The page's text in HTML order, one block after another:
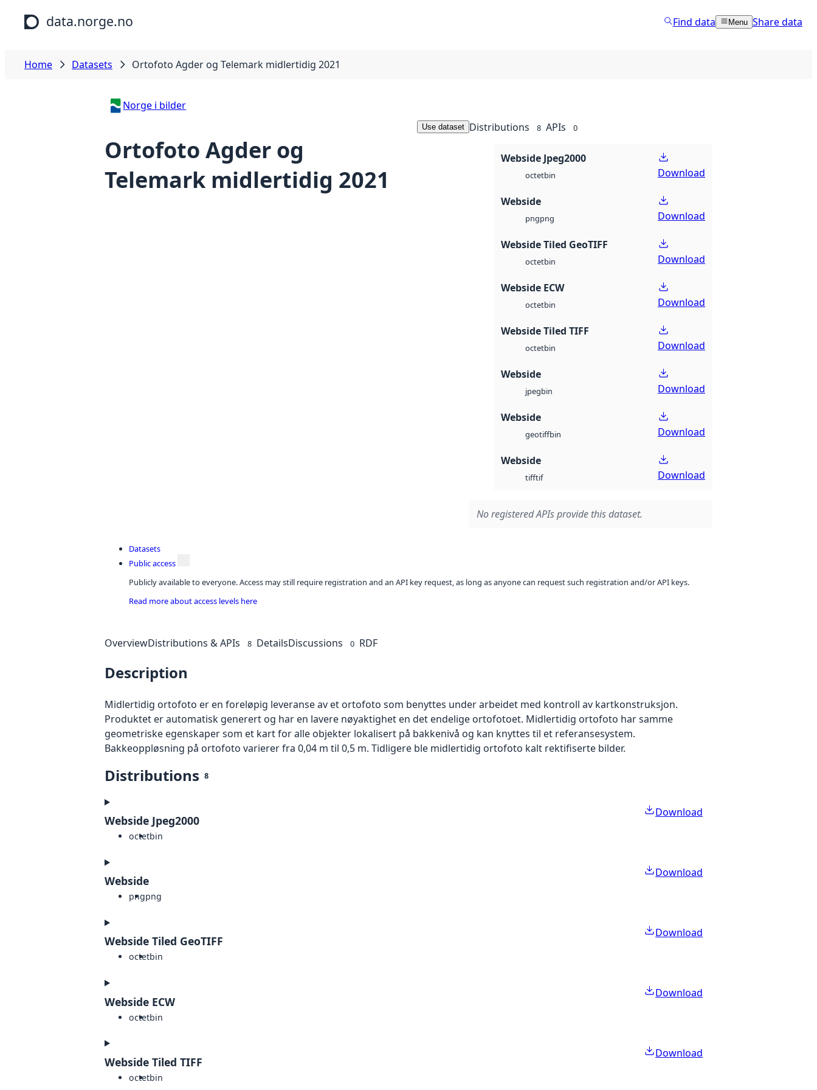
Skip to main content
data.norge.no Find data Menu Share data
Home Datasets Ortofoto Agder og Telemark midlertidig 2021
Norge i bilder
Ortofoto Agder og
Telemark midlertidig 2021
Use dataset Distributions 8 APIs 0
Webside Jpeg2000
octetbin Download
Webside
pngpng Download
Webside Tiled GeoTIFF
octetbin Download
Webside ECW
octetbin Download
Webside Tiled TIFF
octetbin Download
Webside
jpegbin Download
Webside
geotiffbin Download
Webside
tifftif Download
No registered APIs provide this dataset.
Datasets
Public access
Publicly available to everyone. Access may still require registration and an API key request, as long as anyone can request such registration and/or API keys.
Read more about access levels here
OverviewDistributions & APIs 8 DetailsDiscussions 0 RDF
Description
Midlertidig ortofoto er en foreløpig leveranse av et ortofoto som benyttes under arbeidet med kontroll av kartkonstruksjon.
Produktet er automatisk generert og har en lavere nøyaktighet en det endelige ortofotoet. Midlertidig ortofoto har samme
geometriske egenskaper som et kart for alle objekter lokalisert på bakkenivå og kan knyttes til et referansesystem.
Bakkeoppløsning på ortofoto varierer fra 0,04 m til 0,5 m. Tidligere ble midlertidig ortofoto kalt rektifiserte bilder.
Distributions 8
Webside Jpeg2000
octetbin
Download
Webside
pngpng
Download
Webside Tiled GeoTIFF
octetbin
Download
Webside ECW
octetbin
Download
Webside Tiled TIFF
octetbin
Download